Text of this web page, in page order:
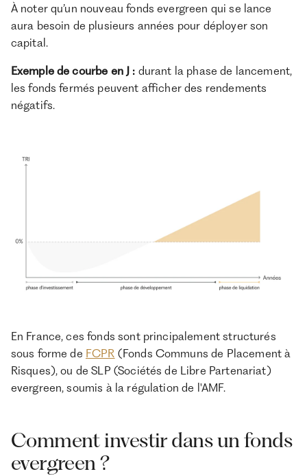
À noter qu’un nouveau fonds evergreen qui se lance
aura besoin de plusieurs années pour déployer son
capital.
Exemple de courbe en J : durant la phase de lancement,
les fonds fermés peuvent afficher des rendements
négatifs.
En France, ces fonds sont principalement structurés
sous forme de FCPR (Fonds Communs de Placement à
Risques), ou de SLP (Sociétés de Libre Partenariat)
evergreen, soumis à la régulation de l'AMF.
Comment investir dans un fonds
evergreen ?